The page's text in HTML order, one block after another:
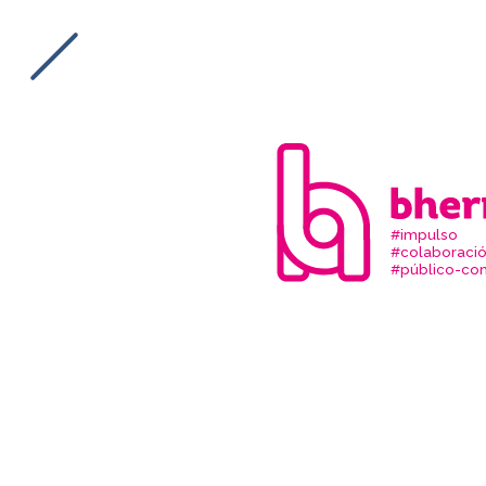
#impulso
#público-